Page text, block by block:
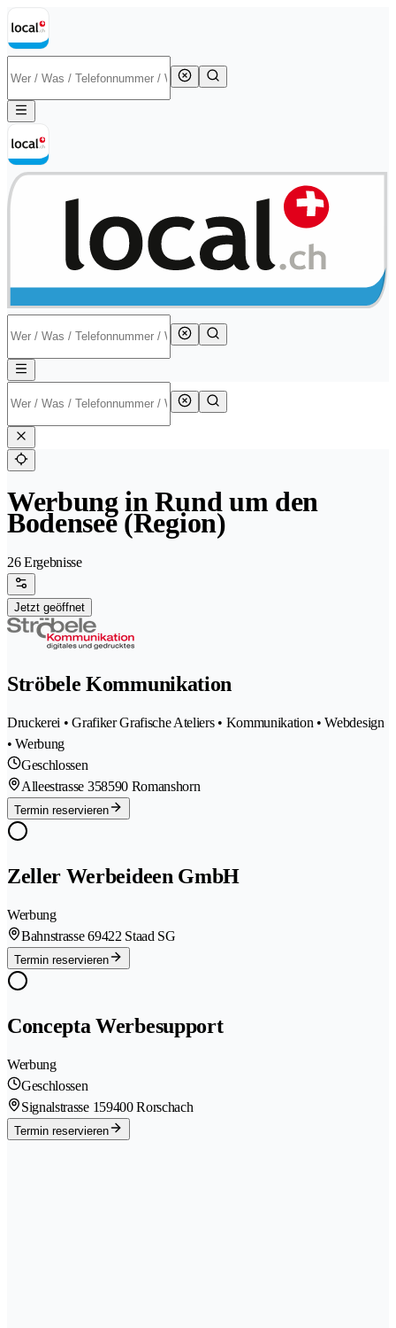
Werbung in Rund um den
Bodensee (Region)
26 Ergebnisse
Jetzt geöffnet
Ströbele Kommunikation
Druckerei • Grafiker Grafische Ateliers • Kommunikation • Webdesign
• Werbung
Geschlossen
Alleestrasse 358590 Romanshorn
Termin reservieren
Zeller Werbeideen GmbH
Werbung
Bahnstrasse 69422 Staad SG
Termin reservieren
Concepta Werbesupport
Werbung
Geschlossen
Signalstrasse 159400 Rorschach
Termin reservieren